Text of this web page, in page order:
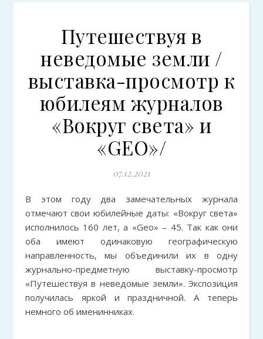
Путешествуя в
неведомые земли /
выставка-просмотр к
юбилеям журналов
«Вокруг света» и
«GEO»/
07.12.2021
В этом году два замечательных журнала
отмечают свои юбилейные даты: «Вокруг света»
исполнилось 160 лет, а «Geo» – 45. Так как они
оба имеют одинаковую географическую
направленность, мы объединили их в одну
журнально-предметную выставку-просмотр
«Путешествуя в неведомые земли». Экспозиция
получилась яркой и праздничной. А теперь
немного об именинниках.